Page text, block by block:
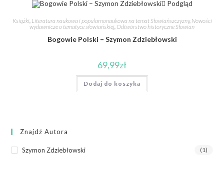
Podgląd
Książki, Literatura naukowa i popularnonaukowa na temat Słowiańszczyzny, Nowości
wydawnicze o tematyce słowiańskiej, Odtwórstwo historyczne Słowian
Bogowie Polski – Szymon Zdziebłowski
69,99zł
Dodaj do koszyka
Znajdź Autora
Szymon Zdziebłowski (1)